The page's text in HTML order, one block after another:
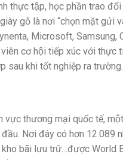
thực tập, học phần trao
gỗ là nơi “chọn mặt gửi
Microsoft, Samsung,
cơ hội tiếp xúc với thực
sau khi tốt nghiệp ra trường.
vực thương mại quốc tế,
Nơi đây có hơn 12.089
kho bãi lưu trữ…được